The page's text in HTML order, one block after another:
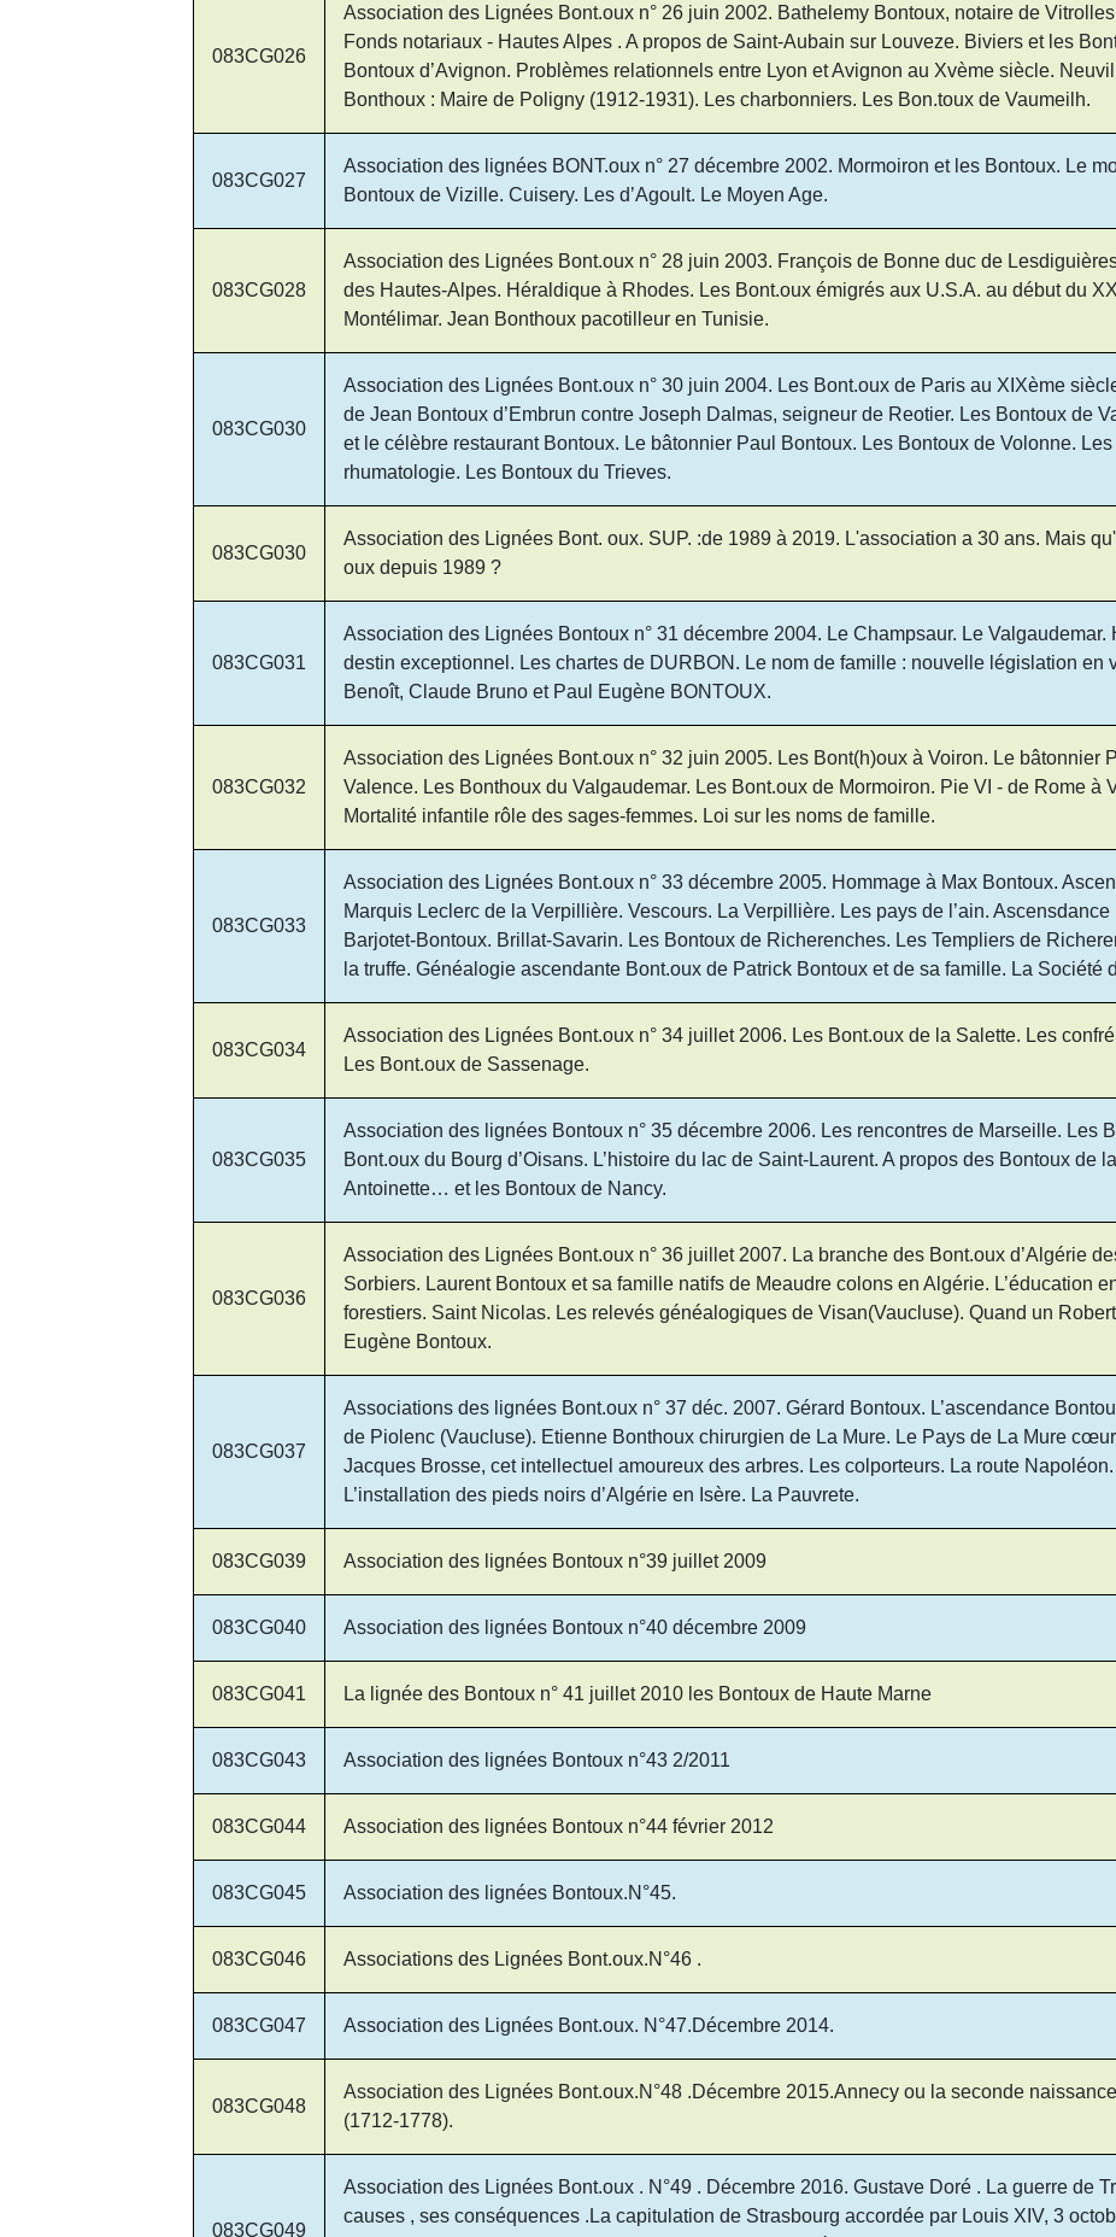
083CG026
Association des Lignées Bont.oux n° 26 juin 2002. Bathelemy Bontoux, notaire de
Fonds notariaux - Hautes Alpes . A propos de Saint-Aubain sur Louveze. Biviers et les
Bontoux d’Avignon. Problèmes relationnels entre Lyon et Avignon au Xvème siècle.
Bonthoux : Maire de Poligny (1912-1931). Les charbonniers. Les Bon.toux de Vaumeilh.
083CG027
Association des lignées BONT.oux n° 27 décembre 2002. Mormoiron et les Bontoux. Le
Bontoux de Vizille. Cuisery. Les d’Agoult. Le Moyen Age.
083CG028
Association des Lignées Bont.oux n° 28 juin 2003. François de Bonne duc de
des Hautes-Alpes. Héraldique à Rhodes. Les Bont.oux émigrés aux U.S.A. au début du
Montélimar. Jean Bonthoux pacotilleur en Tunisie.
083CG030
Association des Lignées Bont.oux n° 30 juin 2004. Les Bont.oux de Paris au XIXème
de Jean Bontoux d’Embrun contre Joseph Dalmas, seigneur de Reotier. Les Bontoux de
et le célèbre restaurant Bontoux. Le bâtonnier Paul Bontoux. Les Bontoux de Volonne.
rhumatologie. Les Bontoux du Trieves.
083CG030
Association des Lignées Bont. oux. SUP. :de 1989 à 2019. L'association a 30 ans. Mais
oux depuis 1989 ?
083CG031
Association des Lignées Bontoux n° 31 décembre 2004. Le Champsaur. Le
destin exceptionnel. Les chartes de DURBON. Le nom de famille : nouvelle législation en
Benoît, Claude Bruno et Paul Eugène BONTOUX.
083CG032
Association des Lignées Bont.oux n° 32 juin 2005. Les Bont(h)oux à Voiron. Le bâtonnier
Valence. Les Bonthoux du Valgaudemar. Les Bont.oux de Mormoiron. Pie VI - de Rome à
Mortalité infantile rôle des sages-femmes. Loi sur les noms de famille.
083CG033
Association des Lignées Bont.oux n° 33 décembre 2005. Hommage à Max Bontoux.
Marquis Leclerc de la Verpillière. Vescours. La Verpillière. Les pays de l’ain.
Barjotet-Bontoux. Brillat-Savarin. Les Bontoux de Richerenches. Les Templiers de
la truffe. Généalogie ascendante Bont.oux de Patrick Bontoux et de sa famille. La Société
083CG034
Association des Lignées Bont.oux n° 34 juillet 2006. Les Bont.oux de la Salette. Les
Les Bont.oux de Sassenage.
083CG035
Association des lignées Bontoux n° 35 décembre 2006. Les rencontres de Marseille. Les
Bont.oux du Bourg d’Oisans. L’histoire du lac de Saint-Laurent. A propos des Bontoux de
Antoinette… et les Bontoux de Nancy.
083CG036
Association des Lignées Bont.oux n° 36 juillet 2007. La branche des Bont.oux d’Algérie
Sorbiers. Laurent Bontoux et sa famille natifs de Meaudre colons en Algérie. L’éducation
forestiers. Saint Nicolas. Les relevés généalogiques de Visan(Vaucluse). Quand un
Eugène Bontoux.
083CG037
Associations des lignées Bont.oux n° 37 déc. 2007. Gérard Bontoux. L’ascendance
de Piolenc (Vaucluse). Etienne Bonthoux chirurgien de La Mure. Le Pays de La Mure
Jacques Brosse, cet intellectuel amoureux des arbres. Les colporteurs. La route
L’installation des pieds noirs d’Algérie en Isère. La Pauvrete.
083CG039 Association des lignées Bontoux n°39 juillet 2009
083CG040 Association des lignées Bontoux n°40 décembre 2009
083CG041 La lignée des Bontoux n° 41 juillet 2010 les Bontoux de Haute Marne
083CG043 Association des lignées Bontoux n°43 2/2011
083CG044 Association des lignées Bontoux n°44 février 2012
083CG045 Association des lignées Bontoux.N°45.
083CG046 Associations des Lignées Bont.oux.N°46 .
083CG047 Association des Lignées Bont.oux. N°47.Décembre 2014.
083CG048
Association des Lignées Bont.oux.N°48 .Décembre 2015.Annecy ou la seconde
(1712-1778).
083CG049
Association des Lignées Bont.oux . N°49 . Décembre 2016. Gustave Doré . La guerre de
causes , ses conséquences .La capitulation de Strasbourg accordée par Louis XIV, 3